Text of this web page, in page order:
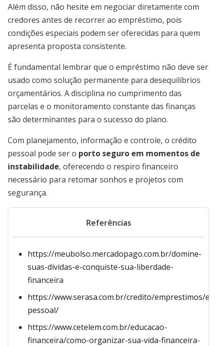
Além disso, não hesite em negociar diretamente com
credores antes de recorrer ao empréstimo, pois
condições especiais podem ser oferecidas para quem
apresenta proposta consistente.
É fundamental lembrar que o empréstimo não deve ser
usado como solução permanente para desequilíbrios
orçamentários. A disciplina no cumprimento das
parcelas e o monitoramento constante das finanças
são determinantes para o sucesso do plano.
Com planejamento, informação e controle, o crédito
pessoal pode ser o porto seguro em momentos de
instabilidade, oferecendo o respiro financeiro
necessário para retomar sonhos e projetos com
segurança.
Referências
https://meubolso.mercadopago.com.br/domine-
suas-dividas-e-conquiste-sua-liberdade-
financeira
https://www.serasa.com.br/credito/emprestimos/
pessoal/
https://www.cetelem.com.br/educacao-
financeira/como-organizar-sua-vida-financeira-